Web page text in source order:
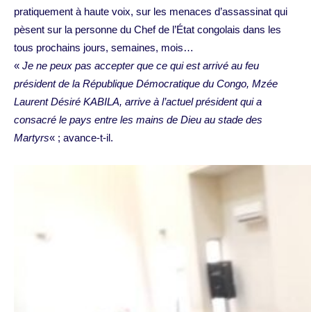
pratiquement à haute voix, sur les menaces d’assassinat qui
pèsent sur la personne du Chef de l’État congolais dans les
tous prochains jours, semaines, mois…
« Je ne peux pas accepter que ce qui est arrivé au feu
président de la République Démocratique du Congo, Mzée
Laurent Désiré KABILA, arrive à l’actuel président qui a
consacré le pays entre les mains de Dieu au stade des
Martyrs« ; avance-t-il.